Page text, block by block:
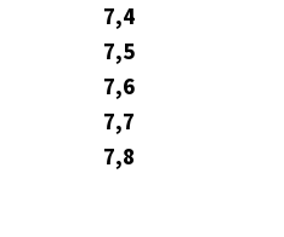
7,4
7,5
7,6
7,7
7,8